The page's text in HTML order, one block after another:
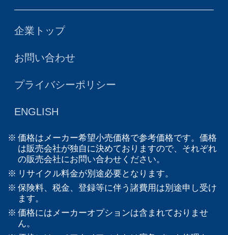
企業トップ
お問い合わせ
プライバシーポリシー
ENGLISH
価格はメーカー希望小売価格で参考価格です。価格
は販売会社が独自に決めておりますので、それぞれ
の販売会社にお問い合わせください。
リサイクル料金が別途必要となります。
保険料、税金、登録等に伴う諸費用は別途申し受け
ます。
価格にはメーカーオプションは含まれておりませ
ん。